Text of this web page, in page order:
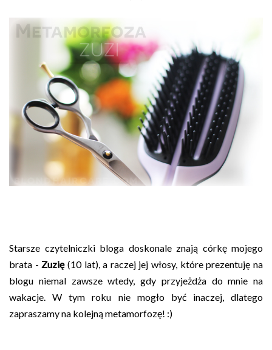
Starsze czytelniczki bloga doskonale znają córkę mojego
brata -Zuzię(10 lat), a raczej jej włosy, które prezentuję na
blogu niemal zawsze wtedy, gdy przyjeżdża do mnie na
wakacje. W tym roku nie mogło być inaczej, dlatego
zapraszamy na kolejną metamorfozę! :)